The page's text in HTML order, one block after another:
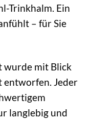
Trinkhalm. Ein
– für Sie
wurde mit Blick
entworfen. Jeder
langlebig und